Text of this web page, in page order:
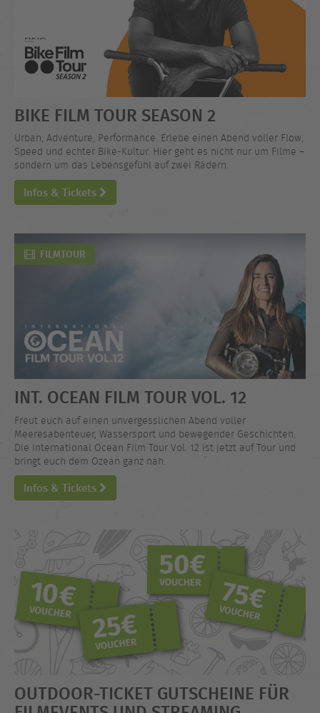
BIKE FILM TOUR SEASON 2
Urban, Adventure, Performance. Erlebe einen Abend voller Flow,
Speed und echter Bike-Kultur. Hier geht es nicht nur um Filme –
sondern um das Lebensgefühl auf zwei Rädern.
Infos & Tickets
FILMTOUR
INT. OCEAN FILM TOUR VOL. 12
Freut euch auf einen unvergesslichen Abend voller
Meeresabenteuer, Wassersport und bewegender Geschichten.
Die International Ocean Film Tour Vol. 12 ist jetzt auf Tour und
bringt euch dem Ozean ganz nah.
Infos & Tickets
OUTDOOR-TICKET GUTSCHEINE FÜR